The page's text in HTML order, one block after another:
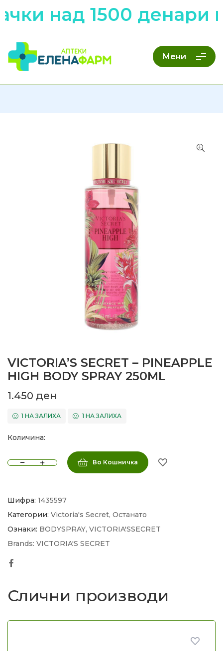
над 1500 денари
Мени
VICTORIA’S SECRET – PINEAPPLE
HIGH BODY SPRAY 250ML
1.450 ден
1 НА ЗАЛИХА 1 НА ЗАЛИХА
Количина:
Во Кошничка
Шифра: 1435597
Категории: Victoria's Secret, Останато
Ознаки: BODYSPRAY, VICTORIA'SSECRET
Brands: VICTORIA'S SECRET
Слични производи